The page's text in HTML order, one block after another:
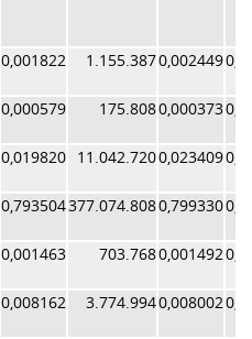
0,001822 1.155.3870,002449
0,000579 175.8080,000373
0,019820 11.042.7200,023409
0,793504377.074.8080,799330
0,001463 703.7680,001492
0,008162 3.774.9940,008002